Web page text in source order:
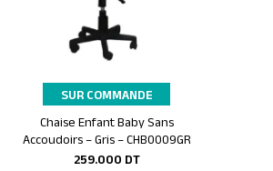
SUR COMMANDE
Ajouter au panier
Chaise Enfant Baby Sans
Accoudoirs – Gris – CHB0009GR
259.000 DT